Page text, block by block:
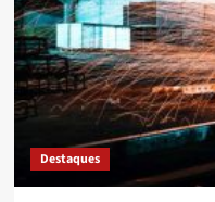
Destaques